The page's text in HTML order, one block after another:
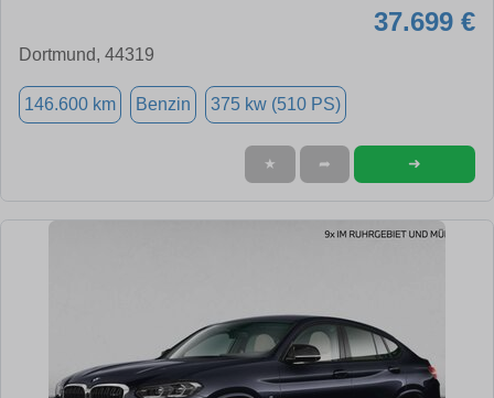
37.699 €
Dortmund, 44319
146.600 km Benzin 375 kw (510 PS)
★ ➦ ➜